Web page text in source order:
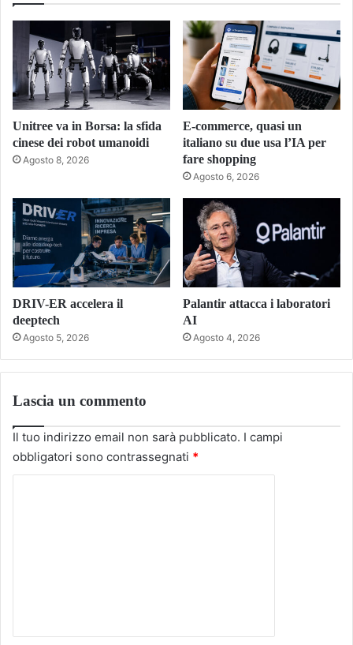
Unitree va in Borsa: la sfida
cinese dei robot umanoidi
Agosto 8, 2026
E-commerce, quasi un
italiano su due usa l’IA per
fare shopping
Agosto 6, 2026
DRIV-ER accelera il
deeptech
Agosto 5, 2026
Palantir attacca i laboratori
AI
Agosto 4, 2026
Lascia un commento
Il tuo indirizzo email non sarà pubblicato. I campi
obbligatori sono contrassegnati *